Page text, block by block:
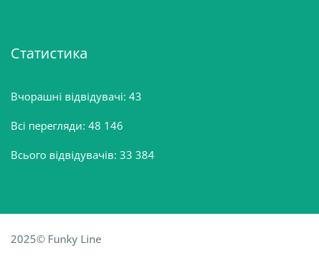
Статистика
Вчорашні відвідувачі: 43
Всі перегляди: 48 146
Всього відвідувачів: 33 384
2025© Funky Line